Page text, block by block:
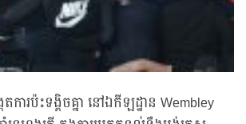
ការប៉ះទង្គិចគ្នា នៅឯកីឡដ្ឋាន Wembley